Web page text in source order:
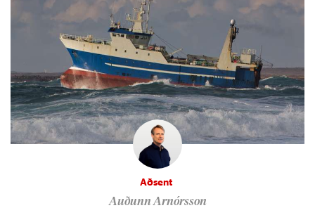
Aðsent
Auðunn Arnórsson